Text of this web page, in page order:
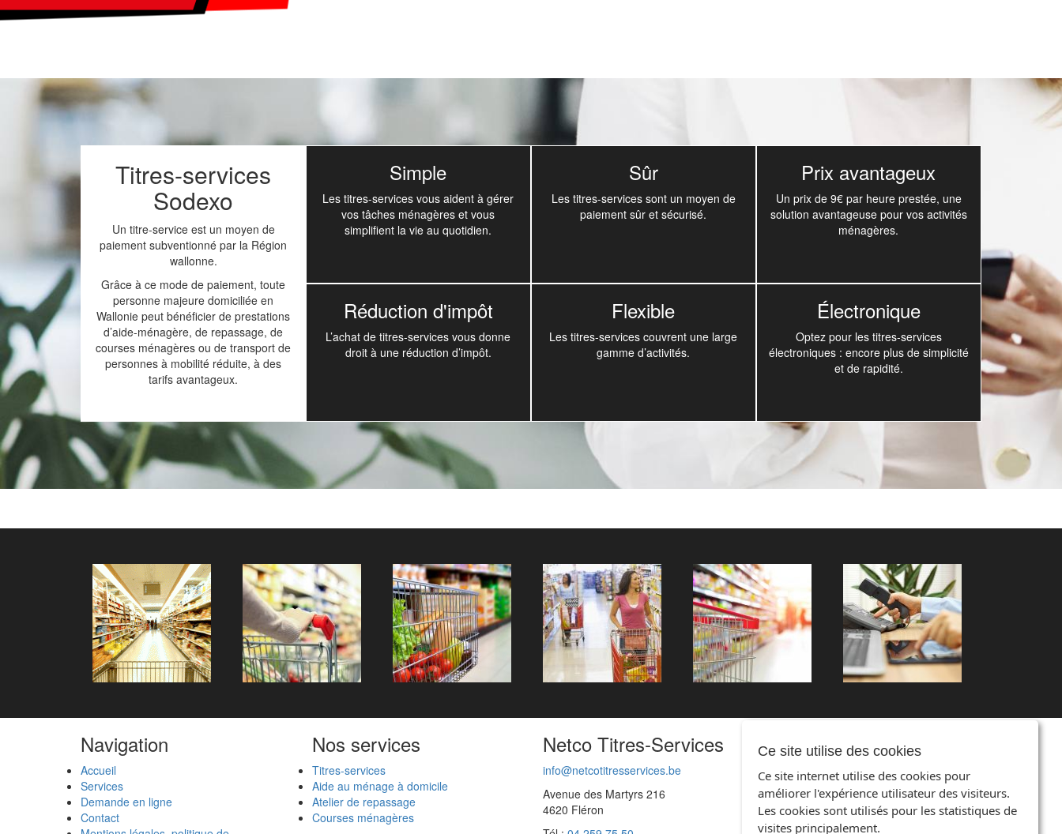
Titres-services
Sodexo
Un titre-service est un moyen de
paiement subventionné par la Région
wallonne.
Grâce à ce mode de paiement, toute
personne majeure domiciliée en
Wallonie peut bénéficier de prestations
d’aide-ménagère, de repassage, de
courses ménagères ou de transport de
personnes à mobilité réduite, à des
tarifs avantageux.
Simple
Les titres-services vous aident à gérer
vos tâches ménagères et vous
simplifient la vie au quotidien.
Sûr
Les titres-services sont un moyen de
paiement sûr et sécurisé.
Prix avantageux
Un prix de 9€ par heure prestée, une
solution avantageuse pour vos activités
ménagères.
Réduction d'impôt
L’achat de titres-services vous donne
droit à une réduction d’impôt.
Flexible
Les titres-services couvrent une large
gamme d’activités.
Électronique
Optez pour les titres-services
électroniques : encore plus de simplicité
et de rapidité.
Navigation
Accueil
Services
Demande en ligne
Contact
Nos services
Titres-services
Aide au ménage à domicile
Atelier de repassage
Courses ménagères
Netco Titres-Services
info@netcotitresservices.be
Avenue des Martyrs 216
4620 Fléron
Ce site utilise des cookies
Ce site internet utilise des cookies pour
améliorer l'expérience utilisateur des visiteurs.
Les cookies sont utilisés pour les statistiques de
visites principalement.